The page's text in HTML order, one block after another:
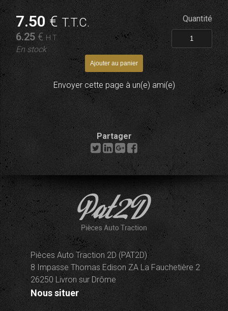
7.50€T.T.C.
6.25 €H.T.
En stock
Quantité
Envoyer cette page à un(e) ami(e)
Partager
Pièces Auto Traction 2D (PAT2D)
8 Impasse Thomas Edison ZA La Fauchetière 2
26250 Livron sur Drôme
Nous situer